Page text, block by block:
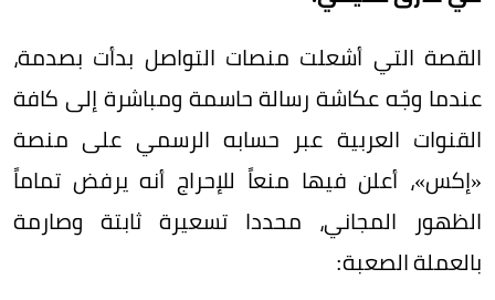
القصة التي أشعلت منصات التواصل بدأت بصدمة،
عندما وجّه عكاشة رسالة حاسمة ومباشرة إلى كافة
القنوات العربية عبر حسابه الرسمي على منصة
«إكس»، أعلن فيها منعاً للإحراج أنه يرفض تماماً
الظهور المجاني، محددا تسعيرة ثابتة وصارمة
بالعملة الصعبة: